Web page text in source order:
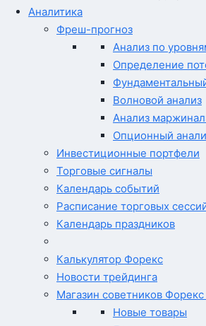
Аналитика
Фреш-прогноз
Анализ по
Определение
Волновой анализ
Анализ
Опционный
Инвестиционные портфели
Торговые сигналы
Календарь событий
Расписание торговых
Календарь праздников
Калькулятор Форекс
Новости трейдинга
Магазин советников
Новые товары